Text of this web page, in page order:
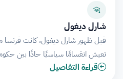
شارل ديغول
قبل ظهور شارل ديغول، كانت فرنسا
تعيش انقسامًا سياسيًا حادًا بين
قراءة التفاصيل